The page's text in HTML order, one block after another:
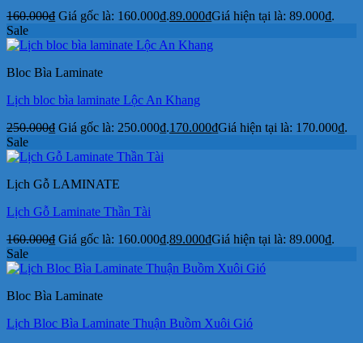
160.000₫ Giá gốc là: 160.000₫.89.000₫Giá hiện tại là: 89.000₫.
Sale
Bloc Bìa Laminate
Lịch bloc bìa laminate Lộc An Khang
250.000₫ Giá gốc là: 250.000₫.170.000₫Giá hiện tại là: 170.000₫.
Sale
Lịch Gỗ LAMINATE
Lịch Gỗ Laminate Thần Tài
160.000₫ Giá gốc là: 160.000₫.89.000₫Giá hiện tại là: 89.000₫.
Sale
Bloc Bìa Laminate
Lịch Bloc Bìa Laminate Thuận Buồm Xuôi Gió